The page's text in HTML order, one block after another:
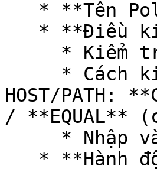
HOST/PATH:
/ **EQUAL**